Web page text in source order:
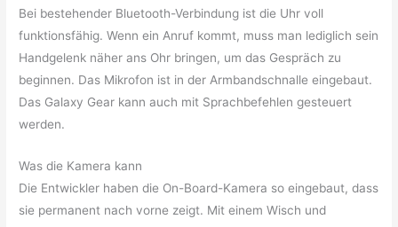
Bei bestehender Bluetooth-Verbindung ist die Uhr voll
funktionsfähig. Wenn ein Anruf kommt, muss man lediglich sein
Handgelenk näher ans Ohr bringen, um das Gespräch zu
beginnen. Das Mikrofon ist in der Armbandschnalle eingebaut.
Das Galaxy Gear kann auch mit Sprachbefehlen gesteuert
werden.
Was die Kamera kann
Die Entwickler haben die On-Board-Kamera so eingebaut, dass
sie permanent nach vorne zeigt. Mit einem Wisch und